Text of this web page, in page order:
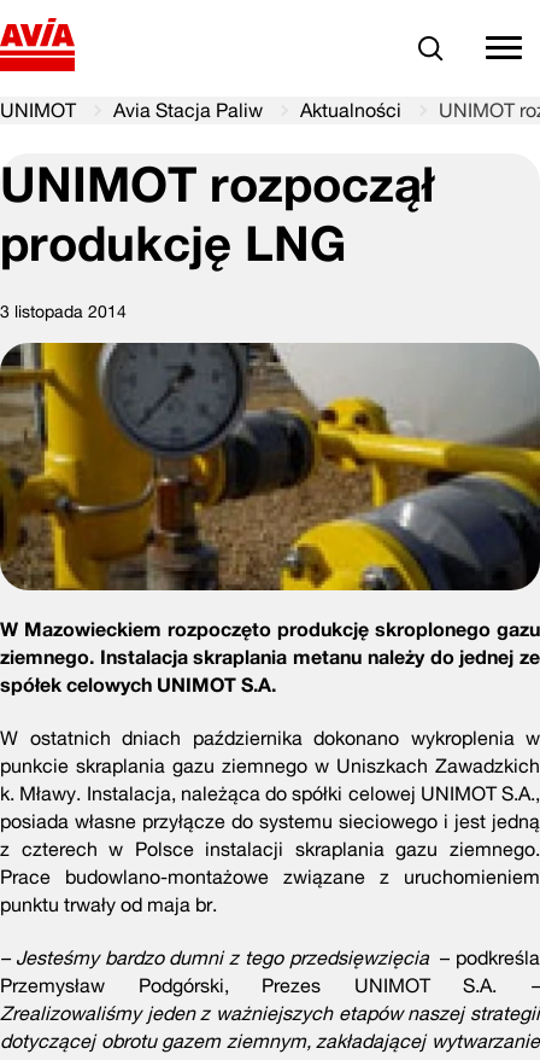
Szukaj
UNIMOT Avia Stacja Paliw Aktualności UNIMOT
UNIMOT rozpoczął
produkcję LNG
3 listopada 2014
W Mazowieckiem rozpoczęto produkcję skroplonego gazu
ziemnego. Instalacja skraplania metanu należy do jednej ze
spółek celowych UNIMOT S.A.
W ostatnich dniach października dokonano wykroplenia w
punkcie skraplania gazu ziemnego w Uniszkach Zawadzkich
k. Mławy. Instalacja, należąca do spółki celowej UNIMOT S.A.,
posiada własne przyłącze do systemu sieciowego i jest jedną
z czterech w Polsce instalacji skraplania gazu ziemnego.
Prace budowlano-montażowe związane z uruchomieniem
punktu trwały od maja br.
– Jesteśmy bardzo dumni z tego przedsięwzięcia– podkreśla
Przemysław Podgórski, Prezes UNIMOT S.A. –
Zrealizowaliśmy jeden z ważniejszych etapów naszej strategii
dotyczącej obrotu gazem ziemnym, zakładającej wytwarzanie